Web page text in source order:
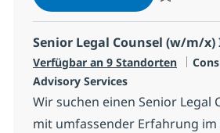
Senior Legal Counsel (w/m/x)
Verfügbar an 9 Standorten
Advisory Services
Wir suchen einen Senior Legal
mit umfassender Erfahrung im